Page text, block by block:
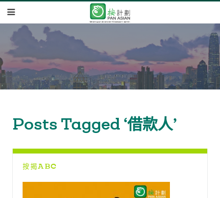
Posts Tagged ‘借款人’
按揭ABC